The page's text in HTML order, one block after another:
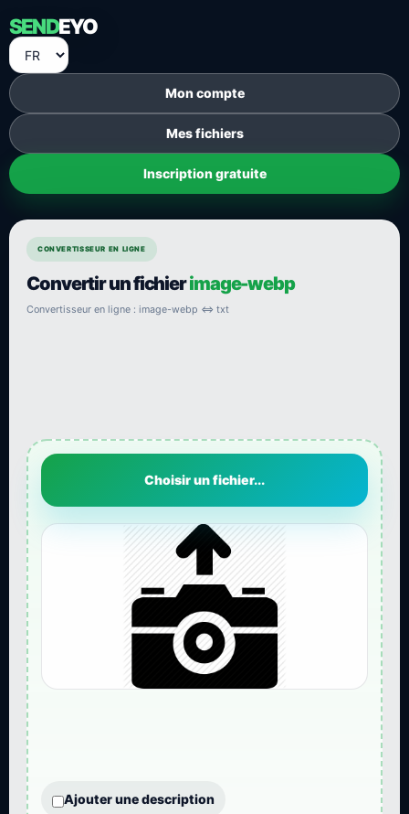
SENDEYO
Mon compte
Mes fichiers
Inscription gratuite
CONVERTISSEUR EN LIGNE
Convertir un fichierimage-webp
Convertisseur en ligne : image-webp ⇔ txt
Choisir un fichier...
Ajouter une description